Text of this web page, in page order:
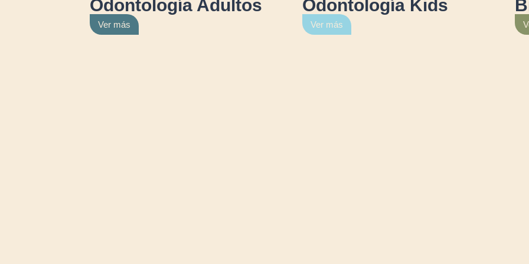
Odontología Adultos
Ver más
Odontología Kids
Ver más